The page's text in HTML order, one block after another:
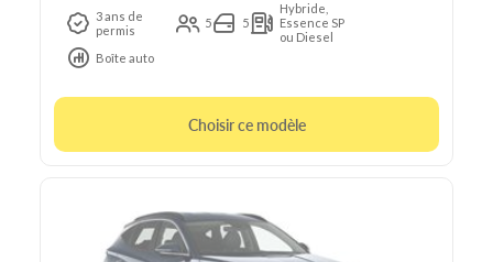
3 ans de
permis
5 5
Hybride,
Essence SP
ou Diesel
Boîte auto
Choisir ce modèle